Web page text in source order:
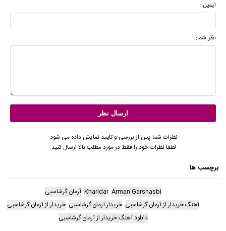
ایمیل :
نظر شما:
نظرات شما پس از بررسی و تایید نمایش داده می شود.
لطفا نظرات خود را فقط در مورد مطلب بالا ارسال کنید.
برچسب ها
Arman Garshasbi
Kharidar آرمان گرشاسبی
آهنگ خریدار از آرمان گرشاسبی خریدار آرمان گرشاسبی خریدار از آرمان گرشاسبی
دانلود آهنگ خریدار از آرمان گرشاسبی